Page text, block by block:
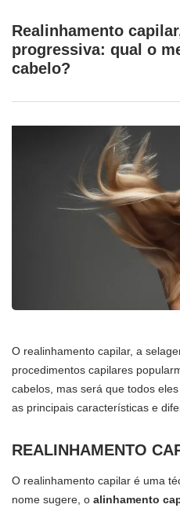
Realinhamento
progressiva: qual o
cabelo?
O realinhamento capilar, a
procedimentos capilares
cabelos, mas será que todos
as principais características e
REALINHAMENTO
O realinhamento capilar é uma
nome sugere, o alinhamento